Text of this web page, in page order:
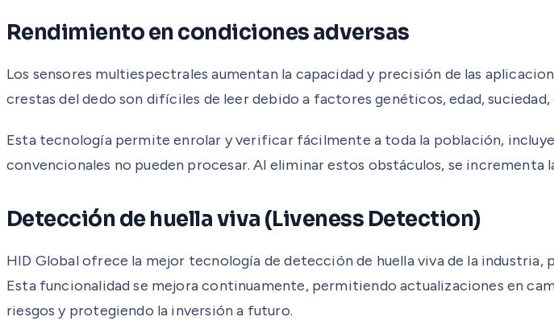
Rendimiento en condiciones adversas
Los sensores multiespectrales aumentan la capacidad y precisión de las
crestas del dedo son difíciles de leer debido a factores genéticos, edad,
Esta tecnología permite enrolar y verificar fácilmente a toda la población,
convencionales no pueden procesar. Al eliminar estos obstáculos, se incrementa
Detección de huella viva (Liveness Detection)
HID Global ofrece la mejor tecnología de detección de huella viva de la
Esta funcionalidad se mejora continuamente, permitiendo actualizaciones en
riesgos y protegiendo la inversión a futuro.